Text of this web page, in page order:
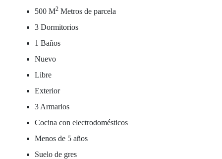
500 M2 Metros de parcela
3 Dormitorios
1 Baños
Nuevo
Libre
Exterior
3 Armarios
Cocina con electrodomésticos
Menos de 5 años
Suelo de gres